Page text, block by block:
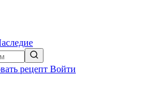
рецепт Войти